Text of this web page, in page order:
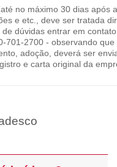
no máximo 30 dias após
e etc., deve ser tratada
dúvidas entrar em
701-2700 - observando
adoção, deverá ser
e carta original da